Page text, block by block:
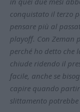
conquistato il terzo
pensare più al
playoff. Con Zeman
perché ho detto che
chiude ridendo il
facile, anche se
capire quando
slittamento